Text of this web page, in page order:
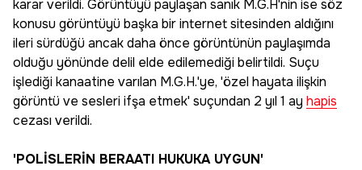
karar verildi. Görüntüyü paylaşan sanık M.G.H'nin ise söz
konusu görüntüyü başka bir internet sitesinden aldığını
ileri sürdüğü ancak daha önce görüntünün paylaşımda
olduğu yönünde delil elde edilemediği belirtildi. Suçu
işlediği kanaatine varılan M.G.H.'ye, 'özel hayata ilişkin
görüntü ve sesleri ifşa etmek' suçundan 2 yıl 1 ay hapis
cezası verildi.
'POLİSLERİN BERAATI HUKUKA UYGUN'